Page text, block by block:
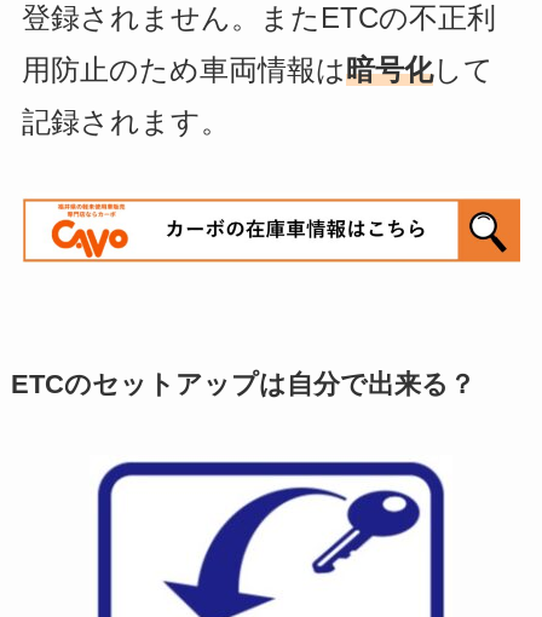
登録されません。またETCの不正利
用防止のため車両情報は暗号化して
記録されます。
ETCのセットアップは自分で出来る？